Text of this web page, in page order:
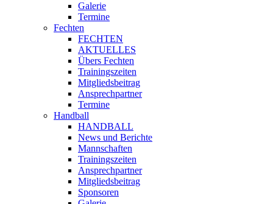
Galerie
Termine
Fechten
FECHTEN
AKTUELLES
Übers Fechten
Trainingszeiten
Mitgliedsbeitrag
Ansprechpartner
Termine
Handball
HANDBALL
News und Berichte
Mannschaften
Trainingszeiten
Ansprechpartner
Mitgliedsbeitrag
Sponsoren